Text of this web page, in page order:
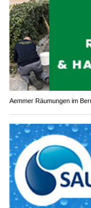
Aemmer Räumungen im